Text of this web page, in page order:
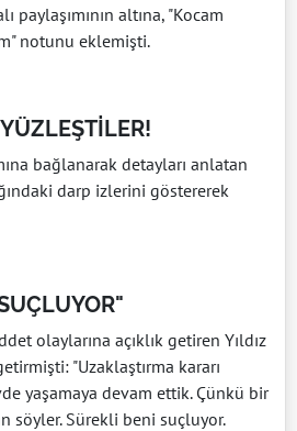
paylaşımının altına, "Kocam
notunu eklemişti.
bağlanarak detayları anlatan
darp izlerini göstererek
olaylarına açıklık getiren Yıldız
"Uzaklaştırma kararı
yaşamaya devam ettik. Çünkü bir
söyler. Sürekli beni suçluyor.